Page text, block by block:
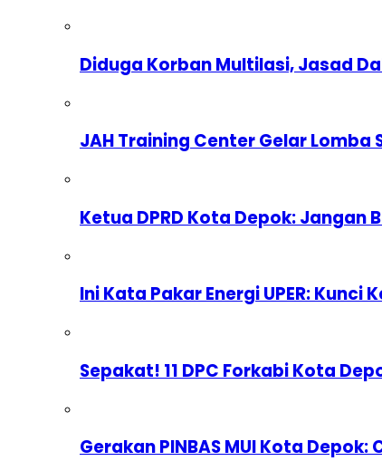
Diduga Korban Multilasi, Jasad
JAH Training Center Gelar
Ketua DPRD Kota Depok: Jangan
Ini Kata Pakar Energi UPER:
Sepakat! 11 DPC Forkabi Kota
Gerakan PINBAS MUI Kota Depok: